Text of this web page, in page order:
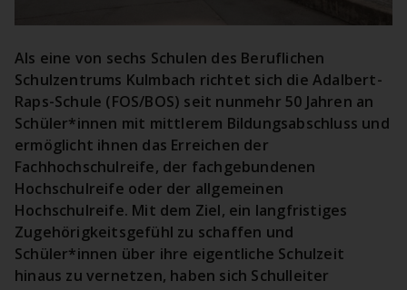
Als eine von sechs Schulen des Beruflichen
Schulzentrums Kulmbach richtet sich die Adalbert-
Raps-Schule (FOS/BOS) seit nunmehr 50 Jahren an
Schüler*innen mit mittlerem Bildungsabschluss und
ermöglicht ihnen das Erreichen der
Fachhochschulreife, der fachgebundenen
Hochschulreife oder der allgemeinen
Hochschulreife. Mit dem Ziel, ein langfristiges
Zugehörigkeitsgefühl zu schaffen und
Schüler*innen über ihre eigentliche Schulzeit
hinaus zu vernetzen, haben sich Schulleiter